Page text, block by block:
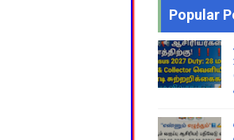
Popular